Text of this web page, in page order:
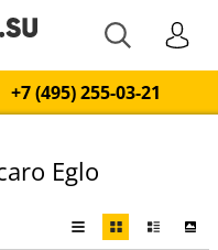
+7 (495) 255-03-21
Eglo